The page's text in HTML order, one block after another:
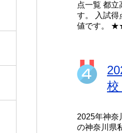
点一覧 都立
す。 入試得
値です。
校
2025年神奈
の神奈川県